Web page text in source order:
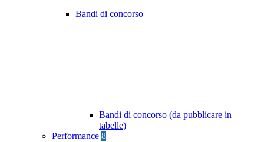
Bandi di concorso
Bandi di concorso (da pubblicare in
tabelle)
Performance 8